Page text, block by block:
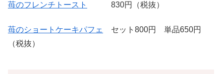
苺のフレンチトースト 830円（税抜）
苺のショートケーキパフェ
セット800円 単品650円
（税抜）